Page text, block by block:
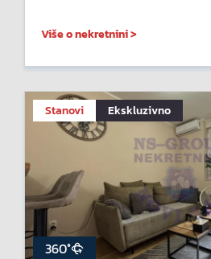
Više o nekretnini >
Stanovi Ekskluzivno
360°